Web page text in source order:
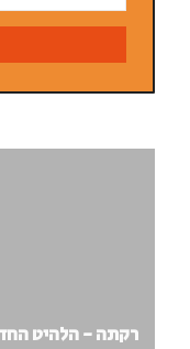
רקתה - הלהיט